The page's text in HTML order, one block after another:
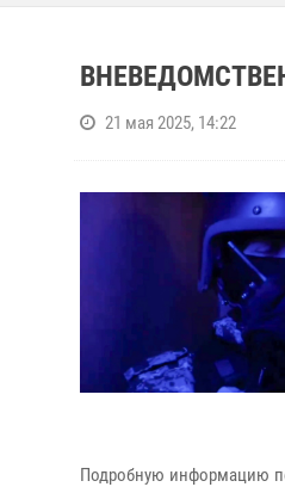
21 мая 2025, 14:22
Подробную информацию